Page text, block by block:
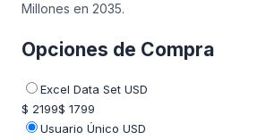
Millones en 2035.
Opciones de Compra
Excel Data Set USD
$ 2199$ 1799
Usuario Único USD